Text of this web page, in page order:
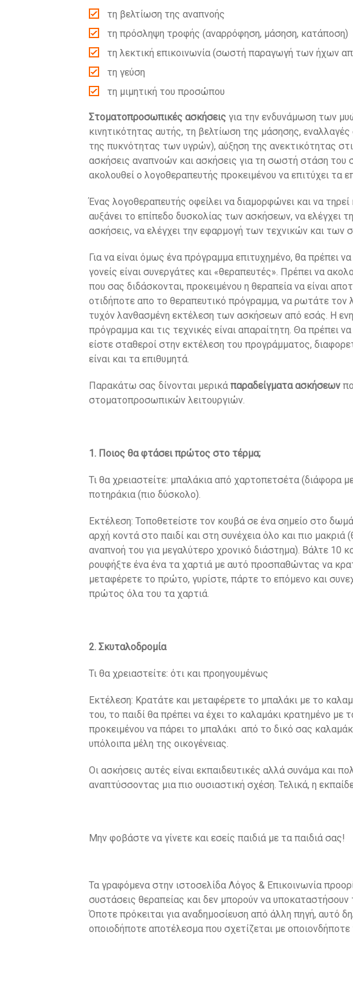
τη βελτίωση της αναπνοής
τη πρόσληψη τροφής (αναρρόφηση, μάσηση, κατάποση)
τη λεκτική επικοινωνία (σωστή παραγωγή των ήχων
τη γεύση
τη μιμητική του προσώπου
Στοματοπροσωπικές ασκήσεις για την ενδυνάμωση των
κινητικότητας αυτής, τη βελτίωση της μάσησης,
της πυκνότητας των υγρών), αύξηση της ανεκτικότητας
ασκήσεις αναπνοών και ασκήσεις για τη σωστή στάση του
ακολουθεί ο λογοθεραπευτής προκειμένου να επιτύχει τα
Ένας λογοθεραπευτής οφείλει να διαμορφώνει και να
αυξάνει το επίπεδο δυσκολίας των ασκήσεων, να ελέγχει
ασκήσεις, να ελέγχει την εφαρμογή των τεχνικών και των
Για να είναι όμως ένα πρόγραμμα επιτυχημένο, θα πρέπει
γονείς είναι συνεργάτες και «θεραπευτές». Πρέπει να
που σας διδάσκονται, προκειμένου η θεραπεία να είναι
οτιδήποτε απο το θεραπευτικό πρόγραμμα, να ρωτάτε τον
τυχόν λανθασμένη εκτέλεση των ασκήσεων από εσάς. Η
πρόγραμμα και τις τεχνικές είναι απαραίτητη. Θα πρέπει
είστε σταθεροί στην εκτέλεση του προγράμματος,
είναι και τα επιθυμητά.
Παρακάτω σας δίνονται μερικά παραδείγματα ασκήσεων
στοματοπροσωπικών λειτουργιών.
1. Ποιος θα φτάσει πρώτος στο τέρμα;
Τι θα χρειαστείτε: μπαλάκια από χαρτοπετσέτα (διάφορα
ποτηράκια (πιο δύσκολο).
Εκτέλεση: Τοποθετείστε τον κουβά σε ένα σημείο στο
αρχή κοντά στο παιδί και στη συνέχεια όλο και πιο
αναπνοή του για μεγαλύτερο χρονικό διάστημα). Βάλτε 10
ρουφήξτε ένα ένα τα χαρτιά με αυτό προσπαθώντας να
μεταφέρετε το πρώτο, γυρίστε, πάρτε το επόμενο και
πρώτος όλα του τα χαρτιά.
2. Σκυταλοδρομία
Τι θα χρειαστείτε: ότι και προηγουμένως
Εκτέλεση: Κρατάτε και μεταφέρετε το μπαλάκι με το
του, το παιδί θα πρέπει να έχει το καλαμάκι κρατημένο
προκειμένου να πάρει το μπαλάκι από το δικό σας
υπόλοιπα μέλη της οικογένειας.
Οι ασκήσεις αυτές είναι εκπαιδευτικές αλλά συνάμα και
αναπτύσσοντας μια πιο ουσιαστική σχέση. Τελικά, η
Μην φοβάστε να γίνετε και εσείς παιδιά με τα παιδιά σας!
Τα γραφόμενα στην ιστοσελίδα Λόγος & Επικοινωνία
συστάσεις θεραπείας και δεν μπορούν να υποκαταστήσουν
Όποτε πρόκειται για αναδημοσίευση από άλλη πηγή, αυτό
οποιοδήποτε αποτέλεσμα που σχετίζεται με